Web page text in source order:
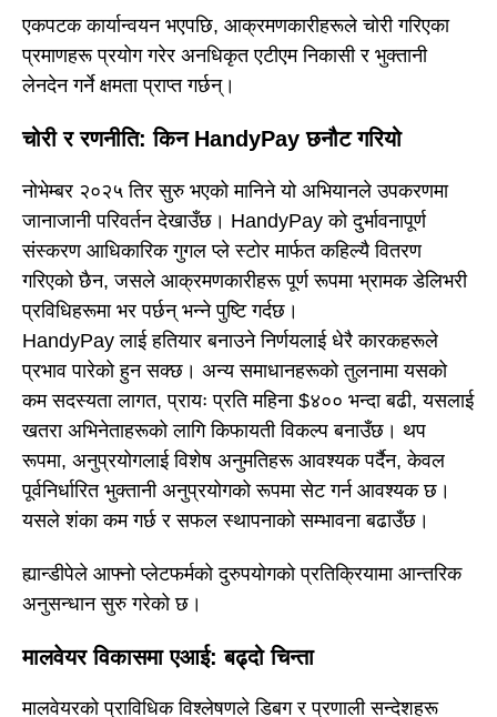
एकपटक कार्यान्वयन भएपछि, आक्रमणकारीहरूले चोरी गरिएका
प्रमाणहरू प्रयोग गरेर अनधिकृत एटीएम निकासी र भुक्तानी
लेनदेन गर्ने क्षमता प्राप्त गर्छन्।
चोरी र रणनीति: किन HandyPay छनौट गरियो
नोभेम्बर २०२५ तिर सुरु भएको मानिने यो अभियानले उपकरणमा
जानाजानी परिवर्तन देखाउँछ। HandyPay को दुर्भावनापूर्ण
संस्करण आधिकारिक गुगल प्ले स्टोर मार्फत कहिल्यै वितरण
गरिएको छैन, जसले आक्रमणकारीहरू पूर्ण रूपमा भ्रामक डेलिभरी
प्रविधिहरूमा भर पर्छन् भन्ने पुष्टि गर्दछ।
HandyPay लाई हतियार बनाउने निर्णयलाई धेरै कारकहरूले
प्रभाव पारेको हुन सक्छ। अन्य समाधानहरूको तुलनामा यसको
कम सदस्यता लागत, प्रायः प्रति महिना $४०० भन्दा बढी, यसलाई
खतरा अभिनेताहरूको लागि किफायती विकल्प बनाउँछ। थप
रूपमा, अनुप्रयोगलाई विशेष अनुमतिहरू आवश्यक पर्दैन, केवल
पूर्वनिर्धारित भुक्तानी अनुप्रयोगको रूपमा सेट गर्न आवश्यक छ।
यसले शंका कम गर्छ र सफल स्थापनाको सम्भावना बढाउँछ।
ह्यान्डीपेले आफ्नो प्लेटफर्मको दुरुपयोगको प्रतिक्रियामा आन्तरिक
अनुसन्धान सुरु गरेको छ।
मालवेयर विकासमा एआई: बढ्दो चिन्ता
मालवेयरको प्राविधिक विश्लेषणले डिबग र प्रणाली सन्देशहरू